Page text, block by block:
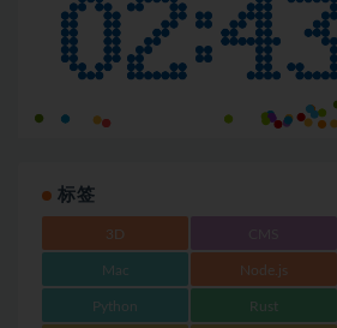
标签
3D
Mac Node.js
Python Rust